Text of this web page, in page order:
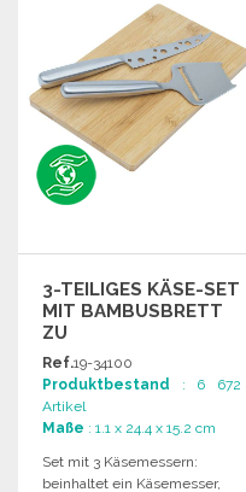
3-TEILIGES KÄSE-SET
MIT BAMBUSBRETT
ZU
GROSSHANDELSPREISEN
Ref.19-34100
Produktbestand : 6 672
Artikel
Maße : 1.1 x 24.4 x 15.2 cm
Set mit 3 Käsemessern:
beinhaltet ein Käsemesser,